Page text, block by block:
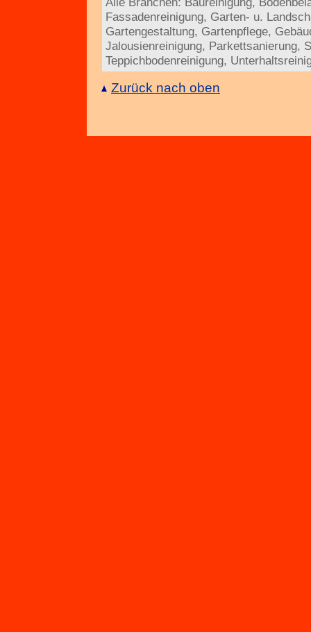
Fassadenreinigung, Garten- u.
Gartengestaltung, Gartenpflege,
Jalousienreinigung, Parkettsanierung,
Teppichbodenreinigung,
Zurück nach oben